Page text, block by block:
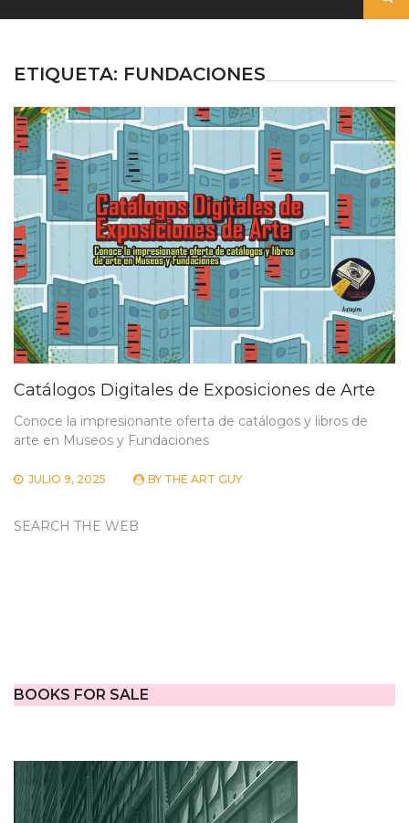
ETIQUETA: FUNDACIONES
Catálogos Digitales de Exposiciones de Arte
Conoce la impresionante oferta de catálogos y libros de
arte en Museos y Fundaciones
JULIO 9, 2025 BY THE ART GUY
SEARCH THE WEB
BOOKS FOR SALE